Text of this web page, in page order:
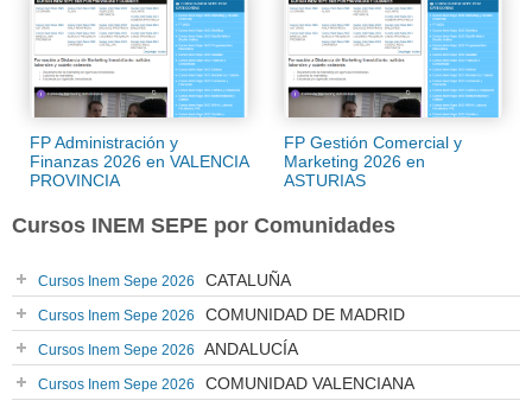
FP Administración y
Finanzas 2026 en VALENCIA
PROVINCIA
FP Gestión Comercial y
Marketing 2026 en
ASTURIAS
Cursos INEM SEPE por Comunidades
Cursos Inem Sepe 2026 CATALUÑA
Cursos Inem Sepe 2026 COMUNIDAD DE MADRID
Cursos Inem Sepe 2026 ANDALUCÍA
Cursos Inem Sepe 2026 COMUNIDAD VALENCIANA